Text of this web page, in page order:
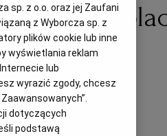
Czy
11.12.2020
sp. z o.o. oraz jej Zaufani
z Wyborcza sp. z
plików cookie lub inne
wyświetlania reklam
lub
wyrazić zgody, chcesz
dotyczących
podstawą